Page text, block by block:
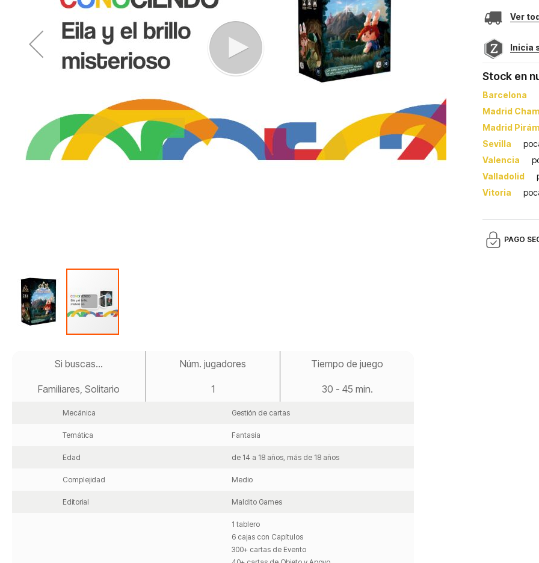
Ver
Inicia
Stock en
Barcelona
Madrid
Madrid
Sevilla
Valencia
Valladolid
Vitoria
PAGO
Si buscas...
Familiares, Solitario
Núm. jugadores
1
Tiempo de juego
30 - 45 min.
Mecánica Gestión de cartas
Temática Fantasía
Edad de 14 a 18 años, más de 18 años
Complejidad Medio
Editorial Maldito Games
1 tablero
6 cajas con Capítulos
300+ cartas de Evento